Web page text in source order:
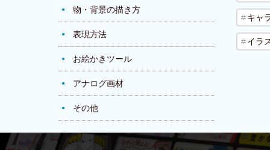
物・背景の描き方
表現方法
お絵かきツール
アナログ画材
その他
キャ
イラ